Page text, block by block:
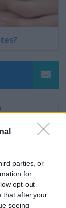
parties, or
for
opt-out
that after your
seeing